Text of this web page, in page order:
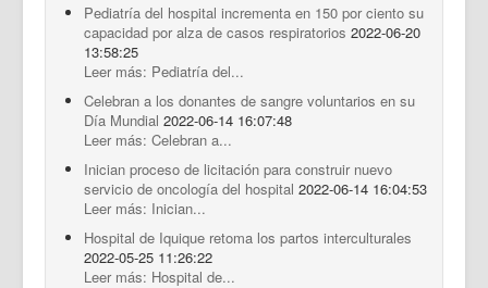
Pediatría del hospital incrementa en 150 por ciento su
capacidad por alza de casos respiratorios 2022-06-20
13:58:25
Leer más: Pediatría del...
Celebran a los donantes de sangre voluntarios en su
Día Mundial 2022-06-14 16:07:48
Leer más: Celebran a...
Inician proceso de licitación para construir nuevo
servicio de oncología del hospital 2022-06-14 16:04:53
Leer más: Inician...
Hospital de Iquique retoma los partos interculturales
2022-05-25 11:26:22
Leer más: Hospital de...